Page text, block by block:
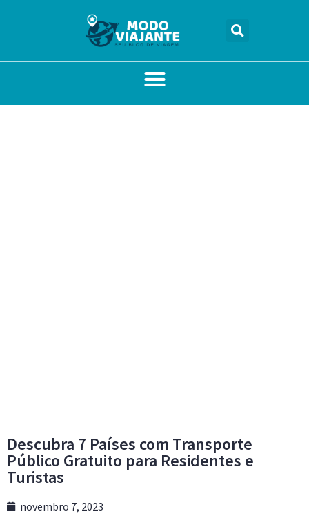
Descubra 7 Países com Transporte
Público Gratuito para Residentes e
Turistas
novembro 7, 2023